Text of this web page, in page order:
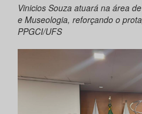
Vinicios Souza atuará na área
e Museologia, reforçando o
PPGCI/UFS